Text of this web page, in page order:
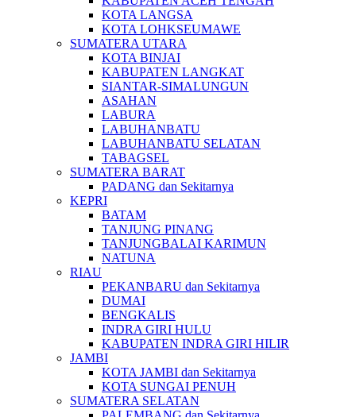
KOTA LANGSA
KOTA LOHKSEUMAWE
SUMATERA UTARA
KOTA BINJAI
KABUPATEN LANGKAT
SIANTAR-SIMALUNGUN
ASAHAN
LABURA
LABUHANBATU
LABUHANBATU SELATAN
TABAGSEL
SUMATERA BARAT
PADANG dan Sekitarnya
KEPRI
BATAM
TANJUNG PINANG
TANJUNGBALAI KARIMUN
NATUNA
RIAU
PEKANBARU dan Sekitarnya
DUMAI
BENGKALIS
INDRA GIRI HULU
KABUPATEN INDRA GIRI HILIR
JAMBI
KOTA JAMBI dan Sekitarnya
KOTA SUNGAI PENUH
SUMATERA SELATAN